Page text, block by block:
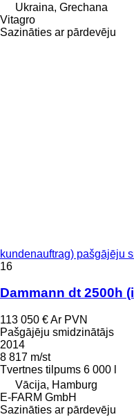
Ukraina, Grechana
Vitagro
Sazināties ar pārdevēju
kundenauftrag) pašgājēju
16
Dammann dt 2500h
113 050 €Ar PVN
Pašgājēju smidzinātājs
2014
8 817 m/st
Tvertnes tilpums 6 000 l
Vācija, Hamburg
E-FARM GmbH
Sazināties ar pārdevēju